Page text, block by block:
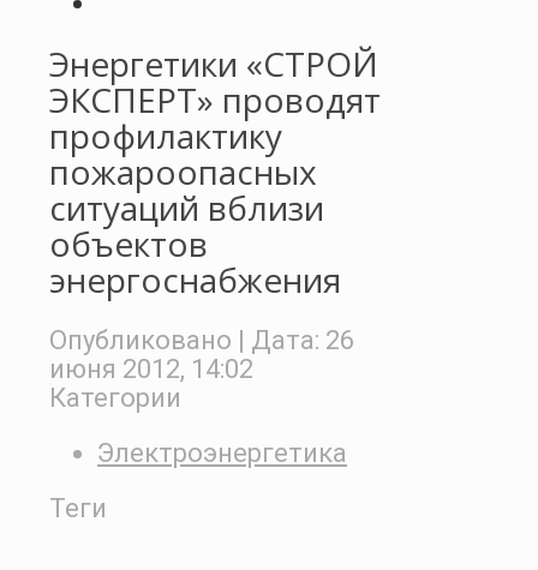
Энергетики «СТРОЙ
ЭКСПЕРТ» проводят
профилактику
пожароопасных
ситуаций вблизи
объектов
энергоснабжения
Опубликовано | Дата: 26
июня 2012, 14:02
Категории
Электроэнергетика
Теги